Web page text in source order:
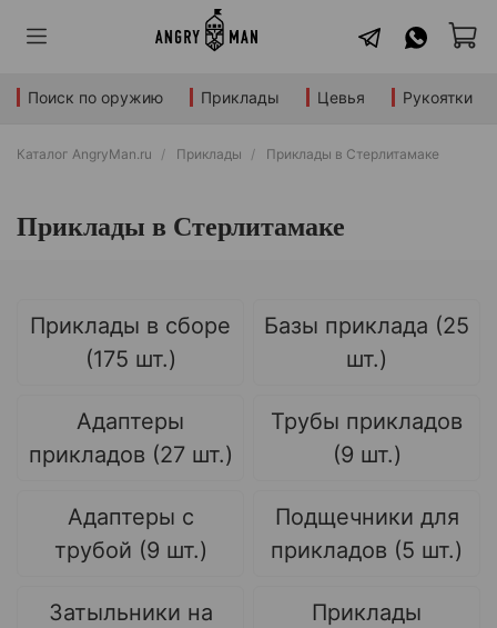
Поиск по оружию Приклады Цевья Рукоятки
Каталог AngryMan.ru Приклады Приклады в Стерлитамаке
Приклады в Стерлитамаке
Приклады в сборе
(175 шт.)
Базы приклада (25
шт.)
Адаптеры
прикладов (27 шт.)
Трубы прикладов
(9 шт.)
Адаптеры с
трубой (9 шт.)
Подщечники для
прикладов (5 шт.)
Затыльники на
Приклады